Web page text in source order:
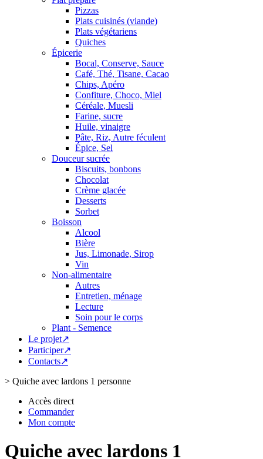
Pizzas
Plats cuisinés (viande)
Plats végétariens
Quiches
Épicerie
Bocal, Conserve, Sauce
Café, Thé, Tisane, Cacao
Chips, Apéro
Confiture, Choco, Miel
Céréale, Muesli
Farine, sucre
Huile, vinaigre
Pâte, Riz, Autre féculent
Épice, Sel
Douceur sucrée
Biscuits, bonbons
Chocolat
Crème glacée
Desserts
Sorbet
Boisson
Alcool
Bière
Jus, Limonade, Sirop
Vin
Non-alimentaire
Autres
Entretien, ménage
Lecture
Soin pour le corps
Plant - Semence
Le projet↗
Participer↗
Contacts↗
> Quiche avec lardons 1 personne
Accès direct
Commander
Mon compte
Quiche avec lardons 1